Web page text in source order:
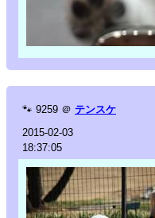
🐾 9259 ＠ テンスケ
2015-02-03
18:37:05